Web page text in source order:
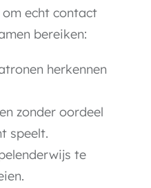
echt contact
bereiken:
herkennen
zonder oordeel
speelt.
te